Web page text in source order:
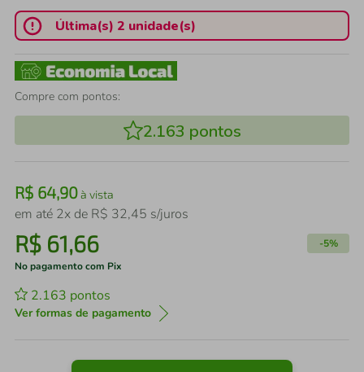
Última(s) 2 unidade(s)
Compre com pontos:
2.163 pontos
R$ 64,90à vista
em até 2x de R$ 32,45 s/juros
R$ 61,66 -5%
No pagamento com Pix
2.163 pontos
Ver formas de pagamento